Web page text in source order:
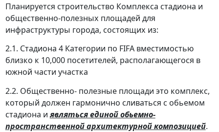
Планируется строительство Комплекса стадиона и
общественно-полезных площадей для
инфраструктуры города, состоящих из:
2.1. Стадиона 4 Категории по FIFA вместимостью
близко к 10,000 посетителей, располагающегося в
южной части участка
2.2. Общественно- полезные площади это комплекс,
который должен гармонично сливаться с обьемом
стадиона иявляться единой обьемно-
пространственной архитектурной композицией.